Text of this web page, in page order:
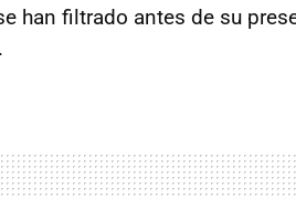
han filtrado antes de su